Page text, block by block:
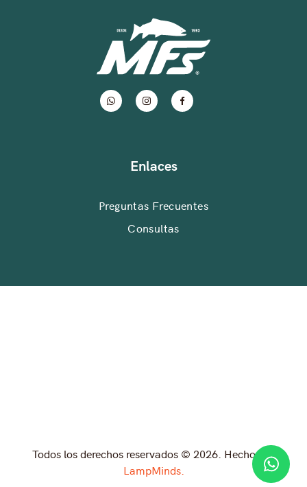
Enlaces
Preguntas Frecuentes
Consultas
Todos los derechos reservados © 2026. Hecho por
LampMinds.